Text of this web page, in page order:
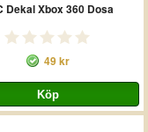
Dekal Xbox 360 Dosa
49 kr